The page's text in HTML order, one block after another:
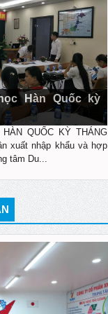
Hàn Quốc kỳ
QUỐC KỲ THÁNG
xuất nhập khẩu và hợp
tâm Du...